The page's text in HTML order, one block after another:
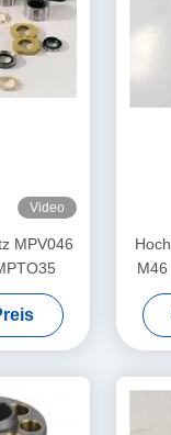
Video
MPV046